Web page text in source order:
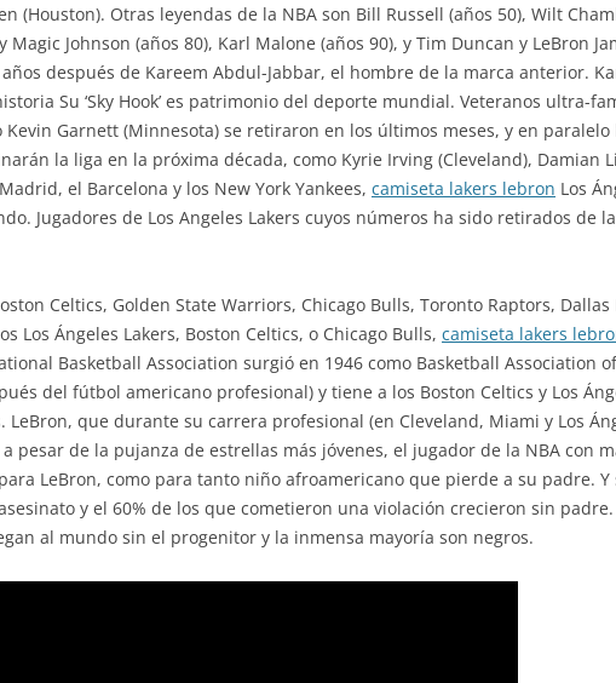
(Houston). Otras leyendas de la NBA son Bill Russell (años 50), Wilt
Johnson (años 80), Karl Malone (años 90), y Tim Duncan y LeBron
después de Kareem Abdul-Jabbar, el hombre de la marca anterior.
Su ‘Sky Hook’ es patrimonio del deporte mundial. Veteranos ultra-
Kevin Garnett (Minnesota) se retiraron en los últimos meses, y en paralelo
la liga en la próxima década, como Kyrie Irving (Cleveland), Damian
el Barcelona y los New York Yankees, camiseta lakers lebron Los
Jugadores de Los Angeles Lakers cuyos números ha sido retirados de
Celtics, Golden State Warriors, Chicago Bulls, Toronto Raptors, Dallas
Los Ángeles Lakers, Boston Celtics, o Chicago Bulls, camiseta lakers
Basketball Association surgió en 1946 como Basketball Association
del fútbol americano profesional) y tiene a los Boston Celtics y Los
que durante su carrera profesional (en Cleveland, Miami y Los
pesar de la pujanza de estrellas más jóvenes, el jugador de la NBA con
LeBron, como para tanto niño afroamericano que pierde a su padre. Y
y el 60% de los que cometieron una violación crecieron sin padre.
al mundo sin el progenitor y la inmensa mayoría son negros.